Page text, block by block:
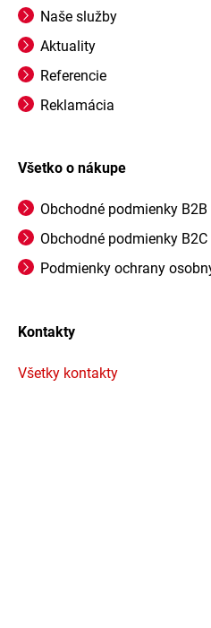
Naše služby
Aktuality
Referencie
Reklamácia
Všetko o nákupe
Obchodné podmienky B2B
Obchodné podmienky B2C
Podmienky ochrany
Kontakty
Všetky kontakty